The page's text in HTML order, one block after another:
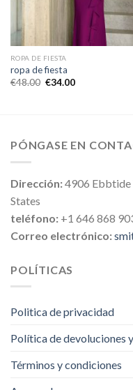
ROPA DE FIESTA
ropa de fiesta
€48.00 €34.00
PÓNGASE EN
Dirección:4906 Ebbtide
States
teléfono: +1 646 868
Correo electrónico:
POLÍTICAS
Politica de privacidad
Política de devoluciones
Términos y condiciones